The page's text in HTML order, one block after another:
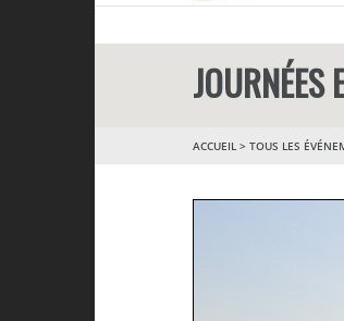
ACCUEIL > TOUS LES